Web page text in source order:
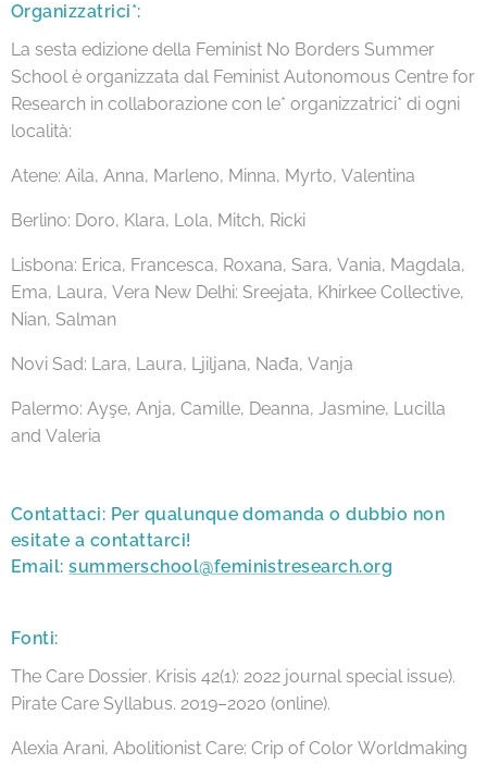
Organizzatrici*:
La sesta edizione della Feminist No Borders Summer
School è organizzata dal Feminist Autonomous Centre for
Research in collaborazione con le* organizzatrici* di ogni
località:
Atene: Aila, Anna, Marleno, Minna, Myrto, Valentina
Berlino: Doro, Klara, Lola, Mitch, Ricki
Lisbona: Erica, Francesca, Roxana, Sara, Vania, Magdala,
Ema, Laura, Vera New Delhi: Sreejata, Khirkee Collective,
Nian, Salman
Novi Sad: Lara, Laura, Ljiljana, Nađa, Vanja
Palermo: Ayşe, Anja, Camille, Deanna, Jasmine, Lucilla
and Valeria
Contattaci: Per qualunque domanda o dubbio non
esitate a contattarci!
Email:summerschool@feministresearch.org
Fonti:
The Care Dossier. Krisis 42(1): 2022 journal special issue).
Pirate Care Syllabus. 2019–2020 (online).
Alexia Arani, Abolitionist Care: Crip of Color Worldmaking